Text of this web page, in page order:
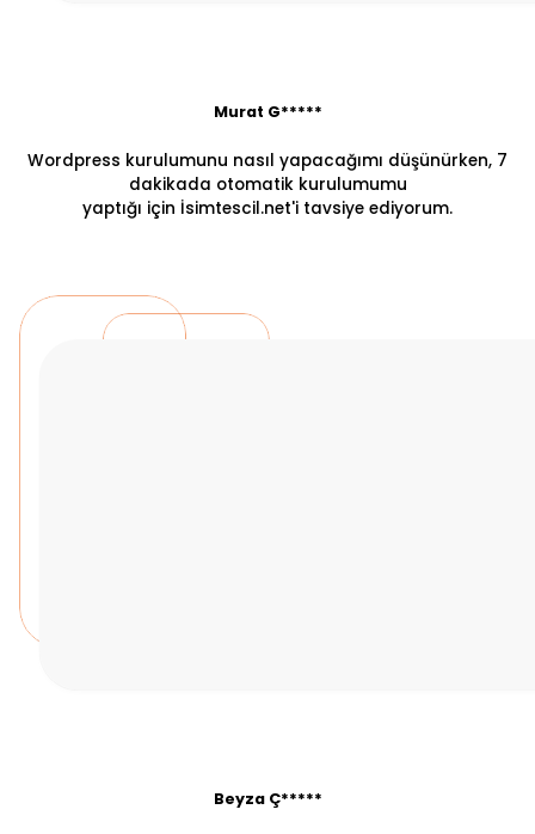
Murat G*****
Wordpress kurulumunu nasıl yapacağımı düşünürken, 7
dakikada otomatik kurulumumu
yaptığı için İsimtescil.net'i tavsiye ediyorum.
Beyza Ç*****